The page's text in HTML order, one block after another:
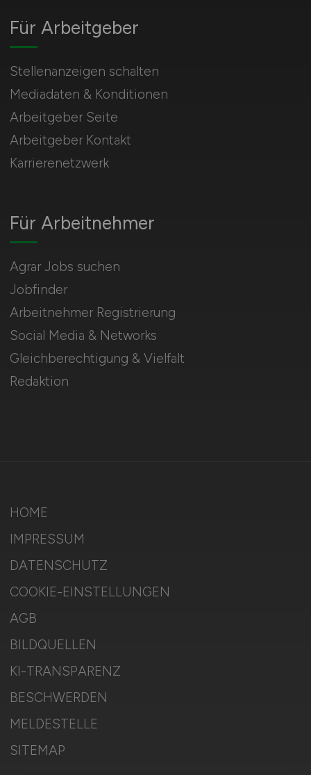
Für Arbeitnehmer
Agrar Jobs suchen
Jobfinder
Arbeitnehmer Registrierung
Social Media & Networks
Gleichberechtigung & Vielfalt
Redaktion
Für Arbeitgeber
Stellenanzeigen schalten
Mediadaten & Konditionen
Arbeitgeber Seite
Arbeitgeber Kontakt
Karrierenetzwerk
HOME
IMPRESSUM
DATENSCHUTZ
COOKIE-EINSTELLUNGEN
AGB
BILDQUELLEN
KI-TRANSPARENZ
BESCHWERDEN
MELDESTELLE
SITEMAP